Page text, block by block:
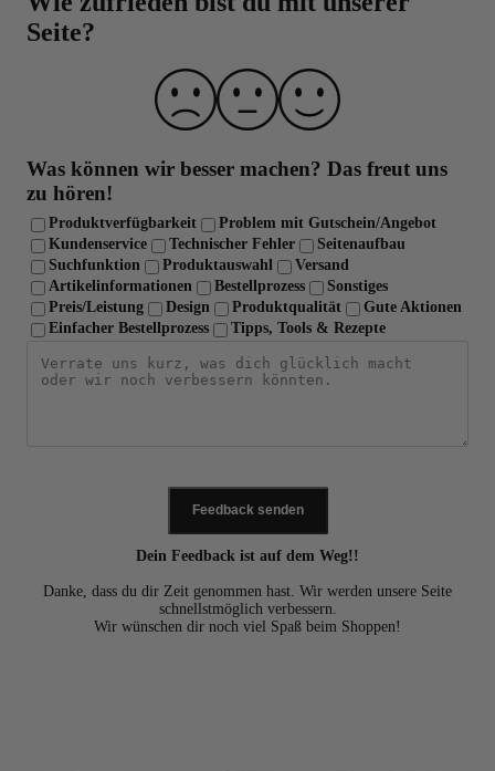
Seite?
Was können wir besser machen? Das freut uns
zu hören!
Produktverfügbarkeit
Problem mit Gutschein/Angebot
Kundenservice
Technischer Fehler
Seitenaufbau
Suchfunktion
Produktauswahl
Versand
Artikelinformationen
Bestellprozess
Sonstiges
Preis/Leistung
Design Produktqualität
Gute Aktionen
Einfacher Bestellprozess
Tipps, Tools & Rezepte
Feedback senden
Dein Feedback ist auf dem Weg!!
Danke, dass du dir Zeit genommen hast. Wir werden unsere Seite
schnellstmöglich verbessern.
Wir wünschen dir noch viel Spaß beim Shoppen!